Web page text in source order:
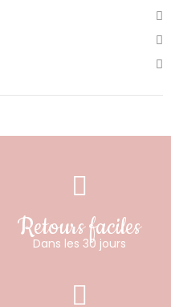
Retours faciles
Dans les 30 jours